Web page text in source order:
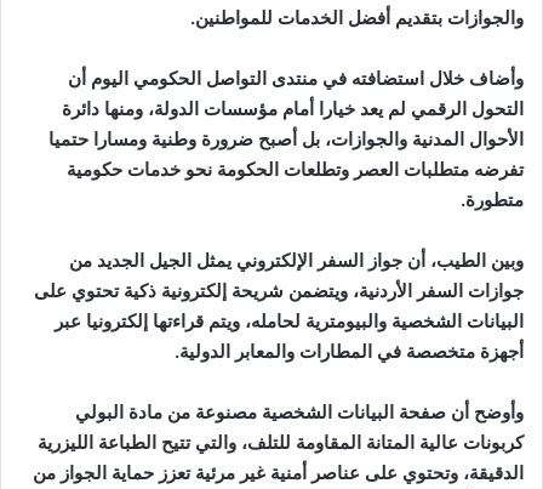
والجوازات بتقديم أفضل الخدمات للمواطنين.
وأضاف خلال استضافته في منتدى التواصل الحكومي اليوم أن
التحول الرقمي لم يعد خيارا أمام مؤسسات الدولة، ومنها دائرة
الأحوال المدنية والجوازات، بل أصبح ضرورة وطنية ومسارا حتميا
تفرضه متطلبات العصر وتطلعات الحكومة نحو خدمات حكومية
متطورة.
وبين الطيب، أن جواز السفر الإلكتروني يمثل الجيل الجديد من
جوازات السفر الأردنية، ويتضمن شريحة إلكترونية ذكية تحتوي على
البيانات الشخصية والبيومترية لحامله، ويتم قراءتها إلكترونيا عبر
أجهزة متخصصة في المطارات والمعابر الدولية.
وأوضح أن صفحة البيانات الشخصية مصنوعة من مادة البولي
كربونات عالية المتانة المقاومة للتلف، والتي تتيح الطباعة الليزرية
الدقيقة، وتحتوي على عناصر أمنية غير مرئية تعزز حماية الجواز من